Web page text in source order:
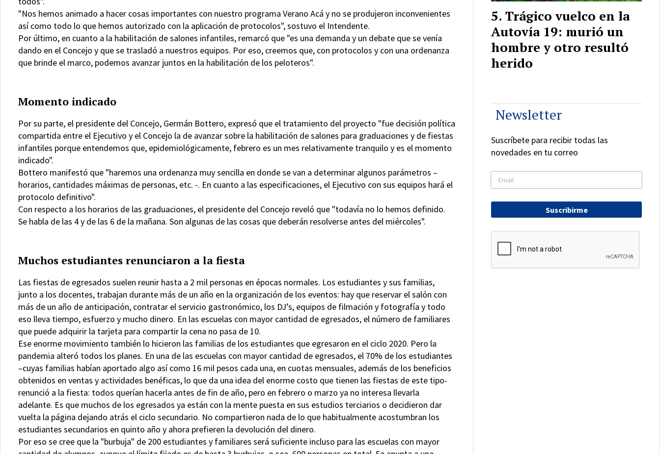
"Nos hemos animado a hacer cosas importantes con nuestro programa Verano Acá y no se produjeron inconvenientes
así como todo lo que hemos autorizado con la aplicación de protocolos", sostuvo el Intendente.
Por último, en cuanto a la habilitación de salones infantiles, remarcó que "es una demanda y un debate que se venía
dando en el Concejo y que se trasladó a nuestros equipos. Por eso, creemos que, con protocolos y con una ordenanza
que brinde el marco, podemos avanzar juntos en la habilitación de los peloteros".
Momento indicado
Por su parte, el presidente del Concejo, Germán Bottero, expresó que el tratamiento del proyecto "fue decisión política
compartida entre el Ejecutivo y el Concejo la de avanzar sobre la habilitación de salones para graduaciones y de fiestas
infantiles porque entendemos que, epidemiológicamente, febrero es un mes relativamente tranquilo y es el momento
indicado".
Bottero manifestó que "haremos una ordenanza muy sencilla en donde se van a determinar algunos parámetros –
horarios, cantidades máximas de personas, etc. -. En cuanto a las especificaciones, el Ejecutivo con sus equipos hará el
protocolo definitivo".
Con respecto a los horarios de las graduaciones, el presidente del Concejo reveló que "todavía no lo hemos definido.
Se habla de las 4 y de las 6 de la mañana. Son algunas de las cosas que deberán resolverse antes del miércoles".
Muchos estudiantes renunciaron a la fiesta
Las fiestas de egresados suelen reunir hasta a 2 mil personas en épocas normales. Los estudiantes y sus familias,
junto a los docentes, trabajan durante más de un año en la organización de los eventos: hay que reservar el salón con
más de un año de anticipación, contratar el servicio gastronómico, los DJ’s, equipos de filmación y fotografía y todo
eso lleva tiempo, esfuerzo y mucho dinero. En las escuelas con mayor cantidad de egresados, el número de familiares
que puede adquirir la tarjeta para compartir la cena no pasa de 10.
Ese enorme movimiento también lo hicieron las familias de los estudiantes que egresaron en el ciclo 2020. Pero la
pandemia alteró todos los planes. En una de las escuelas con mayor cantidad de egresados, el 70% de los estudiantes
–cuyas familias habían aportado algo así como 16 mil pesos cada una, en cuotas mensuales, además de los beneficios
obtenidos en ventas y actividades benéficas, lo que da una idea del enorme costo que tienen las fiestas de este tipo-
renunció a la fiesta: todos querían hacerla antes de fin de año, pero en febrero o marzo ya no interesa llevarla
adelante. Es que muchos de los egresados ya están con la mente puesta en sus estudios terciarios o decidieron dar
vuelta la página dejando atrás el ciclo secundario. No compartieron nada de lo que habitualmente acostumbran los
estudiantes secundarios en quinto año y ahora prefieren la devolución del dinero.
Por eso se cree que la "burbuja" de 200 estudiantes y familiares será suficiente incluso para las escuelas con mayor
Trágico vuelco en la
Autovía 19: murió un
hombre y otro resultó
herido
Newsletter
Suscríbete para recibir todas las
novedades en tu correo
Suscribirme